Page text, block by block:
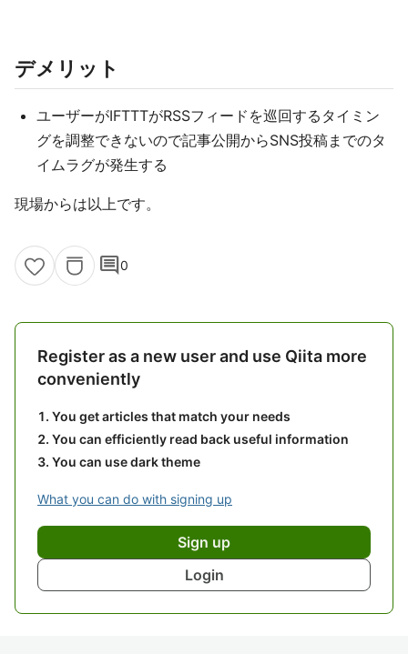
デメリット
ユーザーがIFTTTがRSSフィードを巡回するタイミン
グを調整できないので記事公開からSNS投稿までのタ
イムラグが発生する
現場からは以上です。
comment0
Register as a new user and use Qiita more
conveniently
You get articles that match your needs
You can efficiently read back useful information
You can use dark theme
What you can do with signing up
Sign up
Login